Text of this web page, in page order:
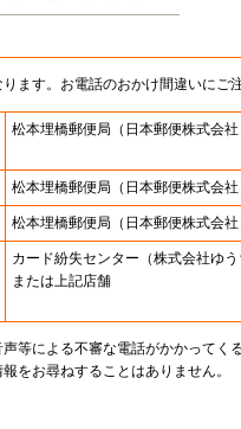
ます。お電話のおかけ間違いにご注
松本埋橋郵便局 （日本郵便株式会社
松本埋橋郵便局 （日本郵便株式会社
松本埋橋郵便局 （日本郵便株式会社
カード紛失センター （株式会社ゆう
または上記店舗
等による不審な電話がかかってく
をお尋ねすることはありません。